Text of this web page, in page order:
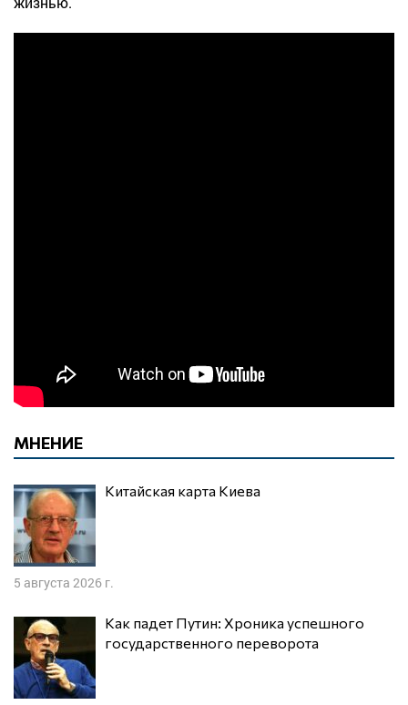
МНЕНИЕ
Китайская карта Киева
5 августа 2026 г.
Как падет Путин: Хроника успешного
государственного переворота